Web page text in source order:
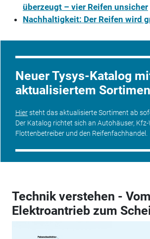
überzeugt – vier Reifen unsicher
Nachhaltigkeit: Der Reifen wird
Neuer Tysys-Katalog
aktualisiertem
Hiersteht das aktualisierte Sortiment ab
Der Katalog richtet sich an Autohäuser,
Flottenbetreiber und den Reifenfachhandel.
Technik verstehen - Vom
Elektroantrieb zum